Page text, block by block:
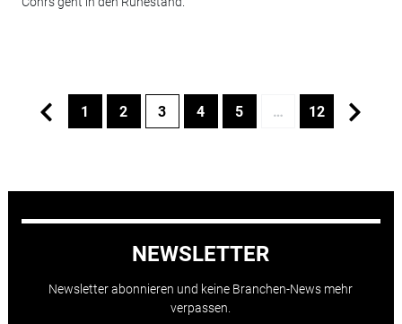
1 2 3 4 5 … 12
NEWSLETTER
Newsletter abonnieren und keine Branchen-News mehr
verpassen.